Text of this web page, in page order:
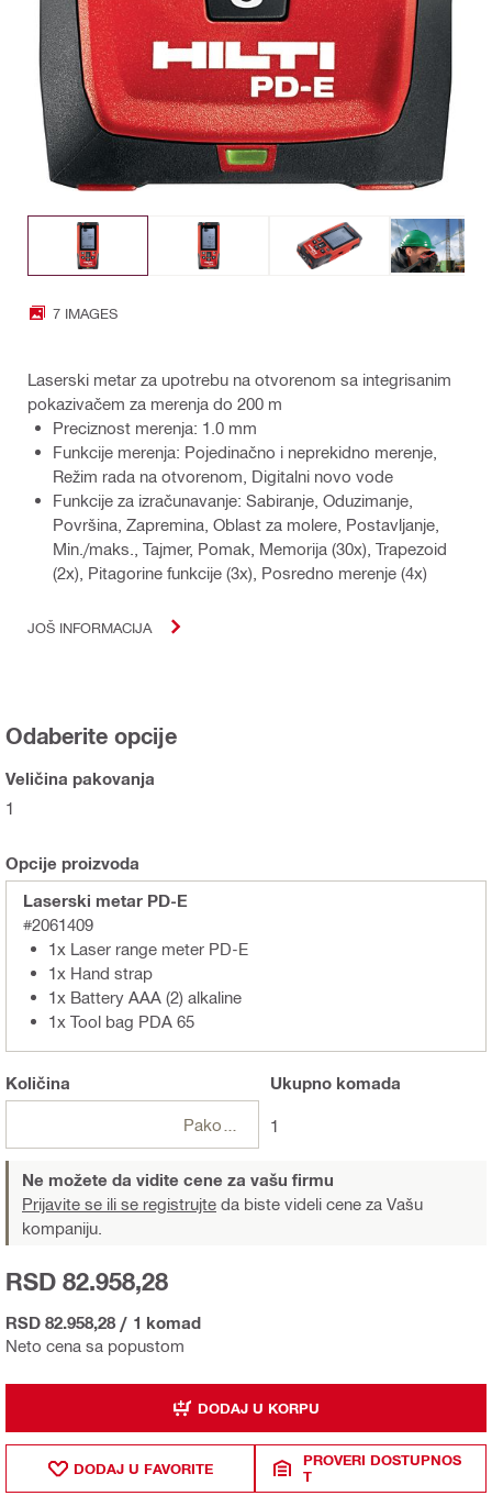
7 IMAGES
Laserski metar za upotrebu na otvorenom sa integrisanim
pokazivačem za merenja do 200 m
Preciznost merenja: 1.0 mm
Funkcije merenja: Pojedinačno i neprekidno merenje,
Režim rada na otvorenom, Digitalni novo vode
Funkcije za izračunavanje: Sabiranje, Oduzimanje,
Površina, Zapremina, Oblast za molere, Postavljanje,
Min./maks., Tajmer, Pomak, Memorija (30x), Trapezoid
(2x), Pitagorine funkcije (3x), Posredno merenje (4x)
JOŠ INFORMACIJA
Odaberite opcije
Veličina pakovanja
1
Opcije proizvoda
Laserski metar PD-E
#2061409
1x Laser range meter PD-E
1x Hand strap
1x Battery AAA (2) alkaline
1x Tool bag PDA 65
Količina Ukupnokomada
1
Ne možete da vidite cene za vašu firmu
Prijavite se ili se registrujte da biste videli cene za Vašu
kompaniju.
Neto cena sa popustom
RSD 82.958,28
RSD 82.958,28 / 1 komad
DODAJ U KORPU
DODAJ U FAVORITE
PROVERI DOSTUPNOS
T